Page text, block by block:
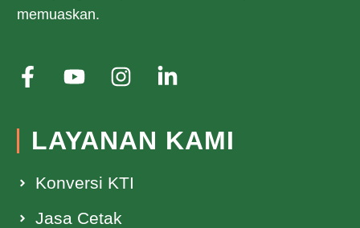
memuaskan.
LAYANAN KAMI
Konversi KTI
Jasa Cetak